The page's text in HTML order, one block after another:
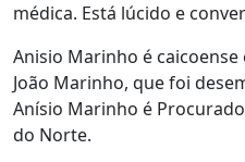
médica. Está lúcido e
Anisio Marinho é caicoense
João Marinho, que foi
Anísio Marinho é
do Norte.